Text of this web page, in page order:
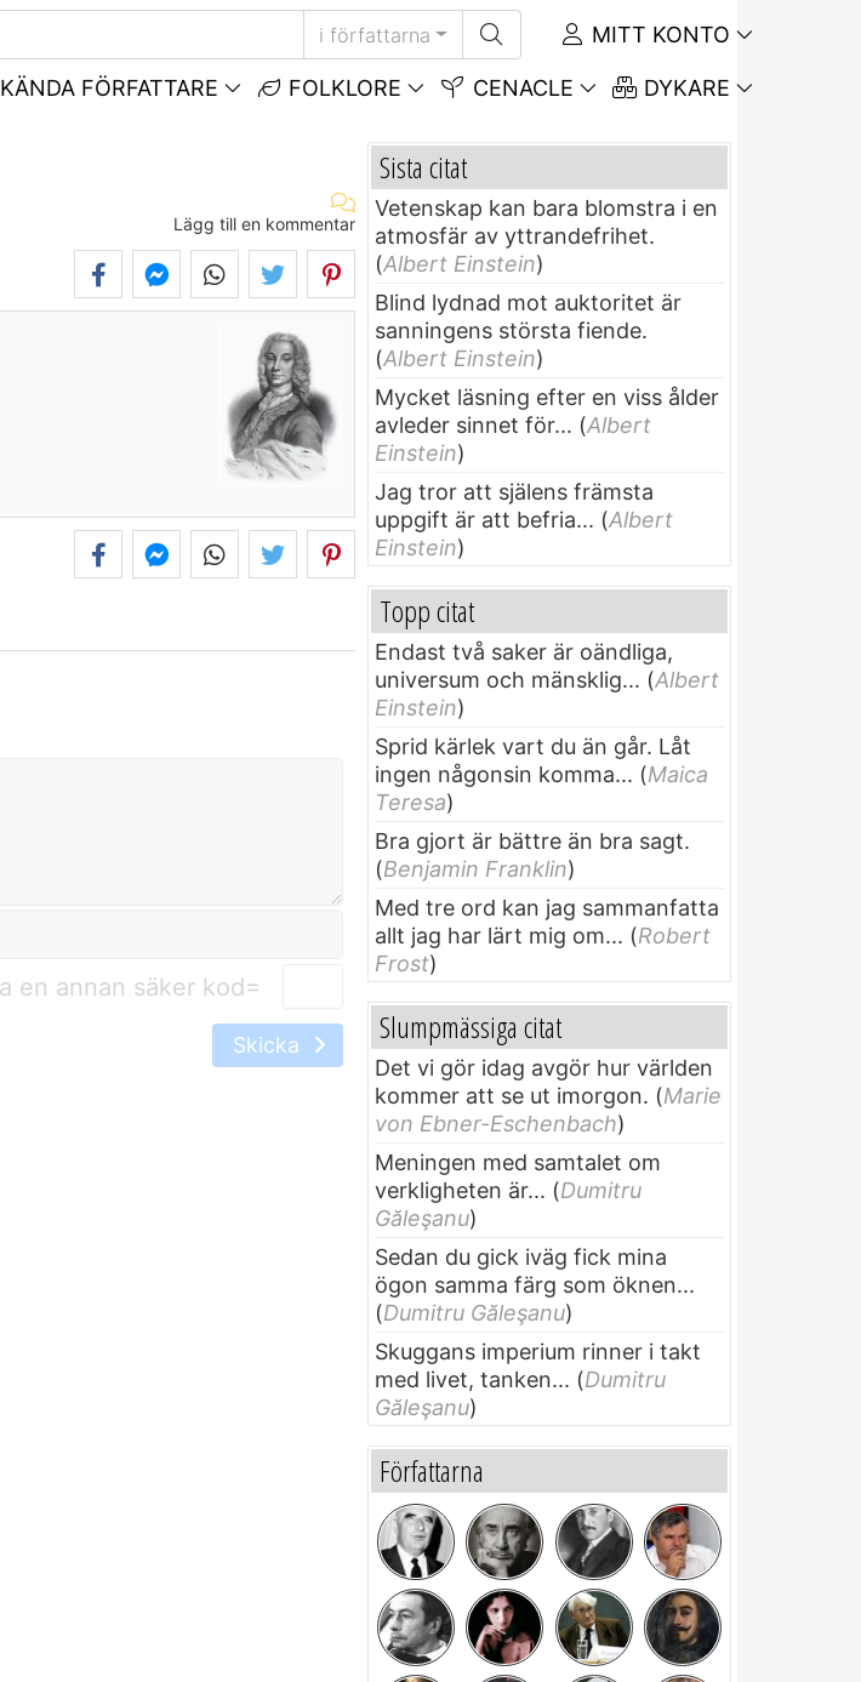
i författarna MITT KONTO
KÄNDA FÖRFATTARE FOLKLORE CENACLE DYKARE
Lägg till en kommentar
=
Skicka
Sista citat
Vetenskap kan bara blomstra i en
atmosfär av yttrandefrihet.
(Albert Einstein)
Blind lydnad mot auktoritet är
sanningens största fiende.
(Albert Einstein)
Mycket läsning efter en viss ålder
avleder sinnet för... (Albert
Einstein)
Jag tror att själens främsta
uppgift är att befria... (Albert
Einstein)
Topp citat
Endast två saker är oändliga,
universum och mänsklig... (Albert
Einstein)
Sprid kärlek vart du än går. Låt
ingen någonsin komma... (Maica
Teresa)
Bra gjort är bättre än bra sagt.
(Benjamin Franklin)
Med tre ord kan jag sammanfatta
allt jag har lärt mig om... (Robert
Frost)
Slumpmässiga citat
Det vi gör idag avgör hur världen
kommer att se ut imorgon. (Marie
von Ebner-Eschenbach)
Meningen med samtalet om
verkligheten är... (Dumitru
Găleşanu)
Sedan du gick iväg fick mina
ögon samma färg som öknen...
(Dumitru Găleşanu)
Skuggans imperium rinner i takt
med livet, tanken... (Dumitru
Găleşanu)
Författarna